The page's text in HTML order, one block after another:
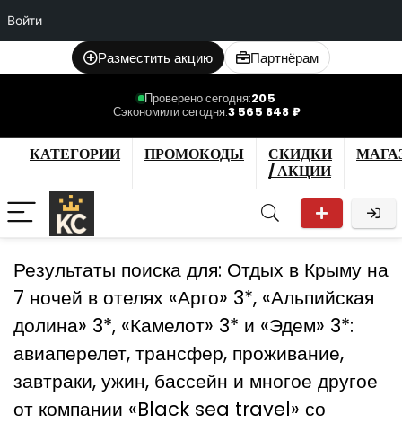
Войти
Разместить акцию Партнёрам
Проверено сегодня:205
Сэкономили сегодня:3 565 848 ₽
КАТЕГОРИИ ПРОМОКОДЫ
СКИДКИ
/ АКЦИИ
Результаты поиска для: Отдых в Крыму на
7 ночей в отелях «Арго» 3*, «Альпийская
долина» 3*, «Камелот» 3* и «Эдем» 3*:
авиаперелет, трансфер, проживание,
завтраки, ужин, бассейн и многое другое
от компании «Black sea travel» со